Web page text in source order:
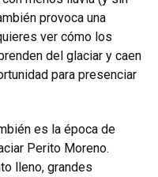
provoca una
ver cómo los
del glaciar y caen
para presenciar
es la época de
Perito Moreno.
lleno, grandes